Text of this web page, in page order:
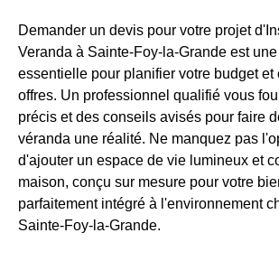
Demander un devis pour votre projet
Veranda à Sainte-Foy-la-Grande est
essentielle pour planifier votre budget et
offres. Un professionnel qualifié vous
précis et des conseils avisés pour faire
véranda une réalité. Ne manquez pas
d'ajouter un espace de vie lumineux et
maison, conçu sur mesure pour votre
parfaitement intégré à l'environnement
Sainte-Foy-la-Grande.